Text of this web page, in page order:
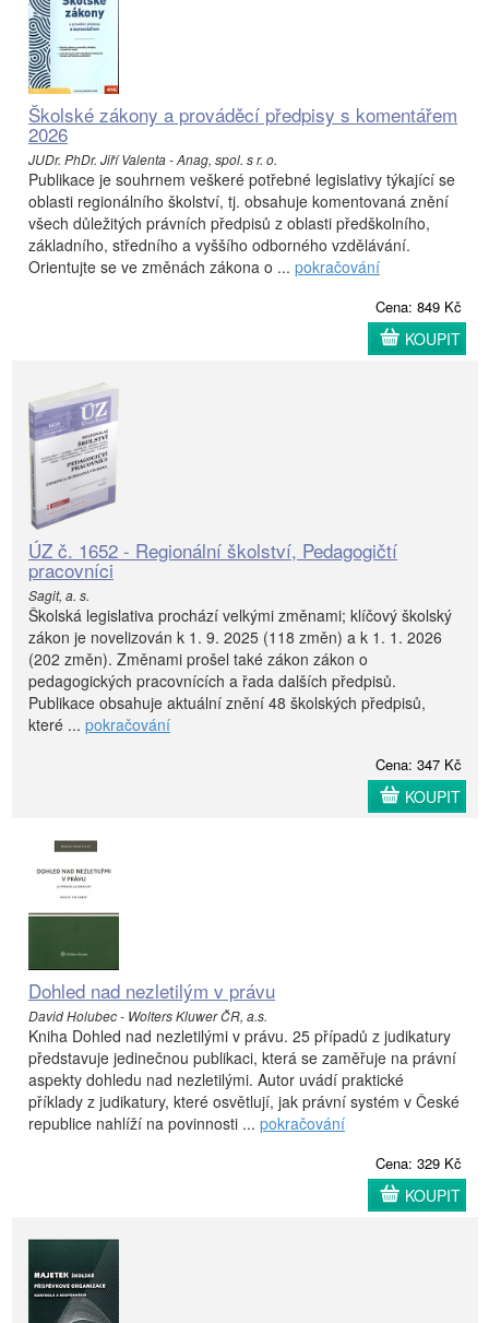
Školské zákony a prováděcí předpisy s komentářem
2026
JUDr. PhDr. Jiří Valenta - Anag, spol. s r. o.
Publikace je souhrnem veškeré potřebné legislativy týkající se
oblasti regionálního školství, tj. obsahuje komentovaná znění
všech důležitých právních předpisů z oblasti předškolního,
základního, středního a vyššího odborného vzdělávání.
Orientujte se ve změnách zákona o ... pokračování
Cena: 849 Kč
KOUPIT
ÚZ č. 1652 - Regionální školství, Pedagogičtí
pracovníci
Sagit, a. s.
Školská legislativa prochází velkými změnami; klíčový školský
zákon je novelizován k 1. 9. 2025 (118 změn) a k 1. 1. 2026
(202 změn). Změnami prošel také zákon zákon o
pedagogických pracovnících a řada dalších předpisů.
Publikace obsahuje aktuální znění 48 školských předpisů,
které ... pokračování
Cena: 347 Kč
KOUPIT
Dohled nad nezletilým v právu
David Holubec - Wolters Kluwer ČR, a.s.
Kniha Dohled nad nezletilými v právu. 25 případů z judikatury
představuje jedinečnou publikaci, která se zaměřuje na právní
aspekty dohledu nad nezletilými. Autor uvádí praktické
příklady z judikatury, které osvětlují, jak právní systém v České
republice nahlíží na povinnosti ... pokračování
Cena: 329 Kč
KOUPIT